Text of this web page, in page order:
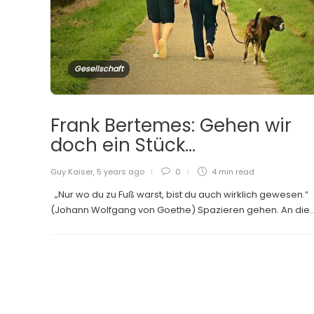
Gesellschaft
Frank Bertemes: Gehen wir
doch ein Stück…
Guy Kaiser, 5 years ago 0 4 min read
„Nur wo du zu Fuß warst, bist du auch wirklich gewesen.“
(Johann Wolfgang von Goethe) Spazieren gehen. An